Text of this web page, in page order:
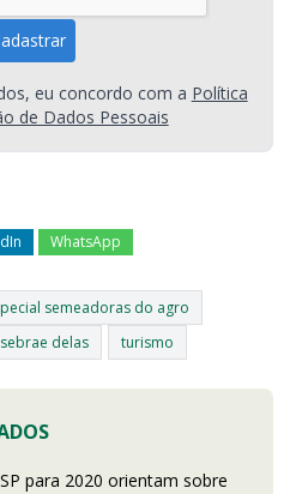
eu concordo com a Política
de Dados Pessoais
WhatsApp
semeadoras do agro
sebrae delas turismo
para 2020 orientam sobre